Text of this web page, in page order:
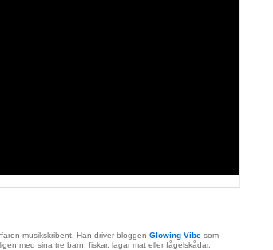
musikskribent. Han driver bloggen Glowing Vibe som
med sina tre barn, fiskar, lagar mat eller fågelskådar.